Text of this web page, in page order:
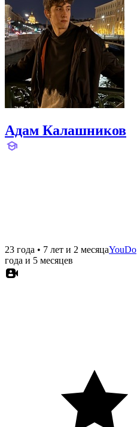
Адам Калашников
23 года • 7 лет и 2 месяцаYouDo
года и 5 месяцев